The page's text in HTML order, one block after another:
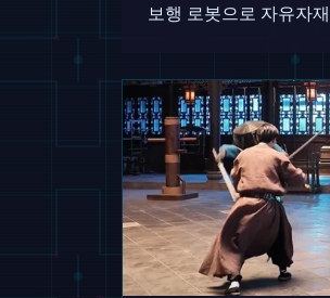
보행 로봇으로 자유자